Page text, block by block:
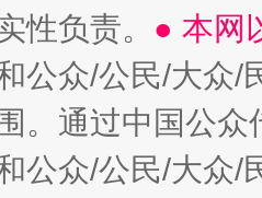
性负责。 ● 本网
公众/公民/大众
。通过中国公
公众/公民/大众